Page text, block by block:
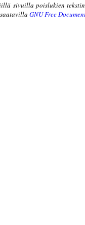
sivuilla poislukien
GNU Free